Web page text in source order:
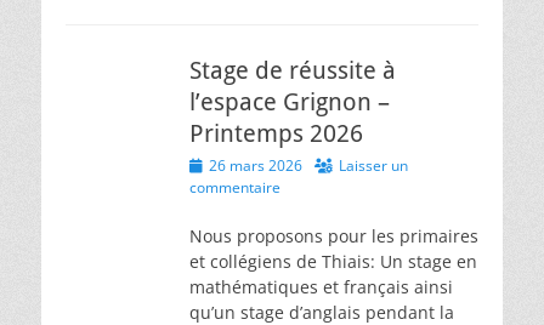
Stage de réussite à
l’espace Grignon –
Printemps 2026
Posted
on
26 mars 2026
Laisser un
commentaire
Nous proposons pour les primaires
et collégiens de Thiais: Un stage en
mathématiques et français ainsi
qu’un stage d’anglais pendant la